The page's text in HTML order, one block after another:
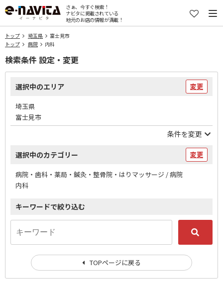
さぁ、今すぐ検索！
ナビタに掲載されている
地元のお店の情報が満載！
トップ 埼玉県
富士見市
トップ
病院 内科
検索条件 設定・変更
選択中のエリア 変更
埼玉県
富士見市
条件を変更
選択中のカテゴリー 変更
病院・歯科・薬局・鍼灸・整骨院・はりマッサージ / 病院
内科
キーワードで絞り込む
TOPページに戻る